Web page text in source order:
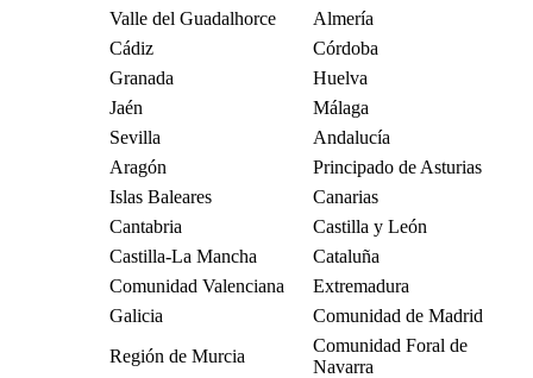
Valle del Guadalhorce
Almería
Cádiz
Córdoba
Granada
Huelva
Jaén
Málaga
Sevilla
Andalucía
Aragón
Principado de Asturias
Islas Baleares
Canarias
Cantabria
Castilla y León
Castilla-La Mancha
Cataluña
Comunidad Valenciana
Extremadura
Galicia
Comunidad de Madrid
Región de Murcia
Comunidad Foral de
Navarra